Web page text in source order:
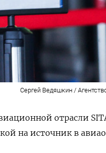
Сергей Ведяшкин /
отрасли
на источник в